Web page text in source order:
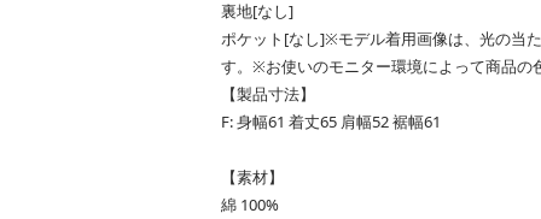
裏地[なし]
ポケット[なし]※モデル着用画像は、光の当
す。※お使いのモニター環境によって商品の
【製品寸法】
F: 身幅61 着丈65 肩幅52 裾幅61
【素材】
綿 100%